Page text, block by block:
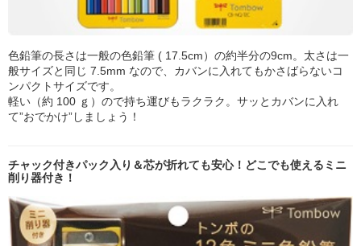
色鉛筆の長さは一般の色鉛筆 ( 17.5cm）の約半分の9cm。太さは一
般サイズと同じ 7.5mm なので、カバンに入れてもかさばらないコ
ンパクトサイズです。
軽い（約 100 ｇ）ので持ち運びもラクラク。サッとカバンに入れ
て”おでかけ”しましょう！
チャック付きパック入り＆芯が折れても安心！どこでも使えるミニ
削り器付き！